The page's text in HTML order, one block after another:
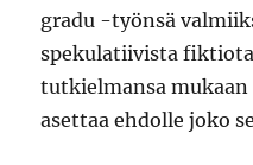
gradu -työnsä
spekulatiivista
tutkielmansa mukaan
asettaa ehdolle joko